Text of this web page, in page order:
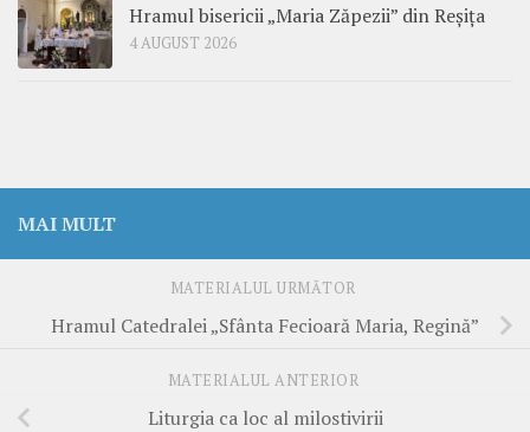
Hramul bisericii „Maria Zăpezii” din Reșița
4 AUGUST 2026
MAI MULT
MATERIALUL URMĂTOR
Hramul Catedralei „Sfânta Fecioară Maria, Regină”
MATERIALUL ANTERIOR
Liturgia ca loc al milostivirii